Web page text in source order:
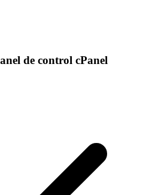
de control cPanel